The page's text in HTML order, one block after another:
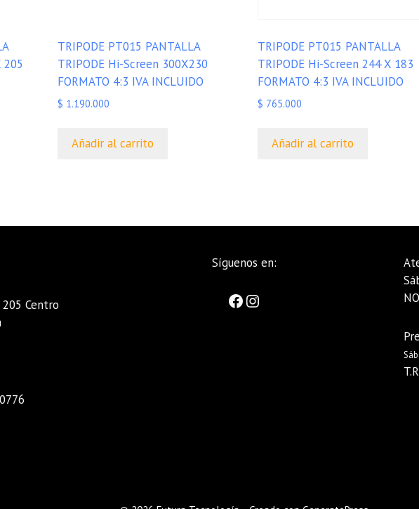
205
TRIPODE PT015 PANTALLA
TRIPODE Hi-Screen 300X230
FORMATO 4:3 IVA INCLUIDO
$ 1.190.000
Añadir al carrito
TRIPODE PT015 PANTALLA
TRIPODE Hi-Screen 244 X 183
FORMATO 4:3 IVA INCLUIDO
$ 765.000
Añadir al carrito
Centro
Síguenos en: